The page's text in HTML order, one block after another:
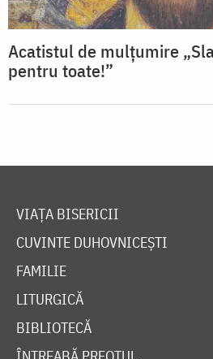
Acatistul de mulţumire
pentru toate!”
VIAȚA BISERICII
CUVINTE DUHOVNICEȘTI
FAMILIE
LITURGICĂ
BIBLIOTECĂ